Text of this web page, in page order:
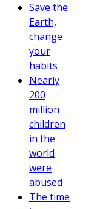
Save the
Earth,
change
your
habits
Nearly
200
million
children
in the
world
were
abused
The time